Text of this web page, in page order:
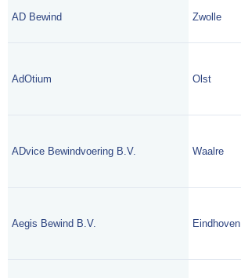
AD Bewind Zwolle
AdOtium Olst
ADvice Bewindvoering B.V. Waalre
Aegis Bewind B.V. Eindhoven